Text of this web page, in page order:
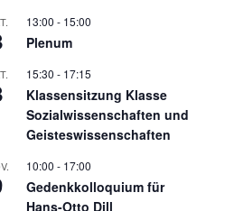
13:00 - 15:00
Plenum
15:30 - 17:15
Klassensitzung Klasse
Sozialwissenschaften und
Geisteswissenschaften
10:00 - 17:00
Gedenkkolloquium für
Hans-Otto Dill